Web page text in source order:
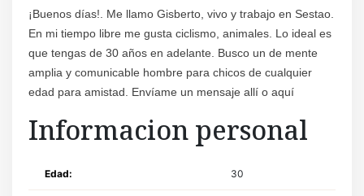
¡Buenos días!. Me llamo Gisberto, vivo y trabajo en Sestao.
En mi tiempo libre me gusta ciclismo, animales. Lo ideal es
que tengas de 30 años en adelante. Busco un de mente
amplia y comunicable hombre para chicos de cualquier
edad para amistad. Envíame un mensaje allí o aquí
Informacion personal
Edad: 30